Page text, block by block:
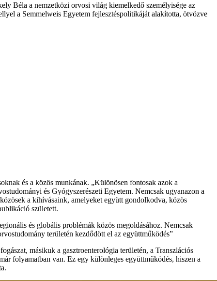
Béla a nemzetközi orvosi világ kiemelkedő személyisége az
a Semmelweis Egyetem fejlesztéspolitikáját alakította, ötvözve
és a közös munkának. „Különösen fontosak azok a
és Gyógyszerészeti Egyetem. Nemcsak ugyanazon a
a kihívásaink, amelyeket együtt gondolkodva, közös
született.
és globális problémák közös megoldásához. Nemcsak
területén kezdődött el az együttműködés”
másikuk a gasztroenterológia területén, a Transzlációs
folyamatban van. Ez egy különleges együttműködés, hiszen a